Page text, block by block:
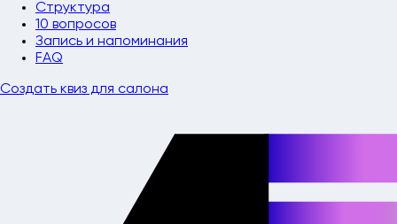
Структура
10 вопросов
Запись и напоминания
FAQ
Создать квиз для салона